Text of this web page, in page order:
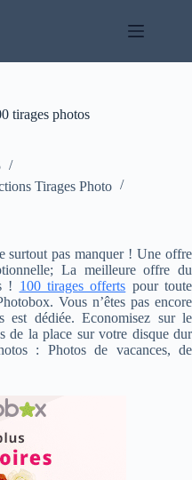
tirages photos
Tirages Photo
surtout pas manquer ! Une offre
La meilleure offre du
! 100 tirages offerts pour toute
Vous n’êtes pas encore
dédiée. Economisez sur le
de la place sur votre disque dur
: Photos de vacances, de